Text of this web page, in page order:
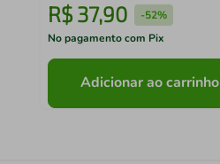
R$ 37,90 -52%
No pagamento com Pix
Adicionar ao carrinho